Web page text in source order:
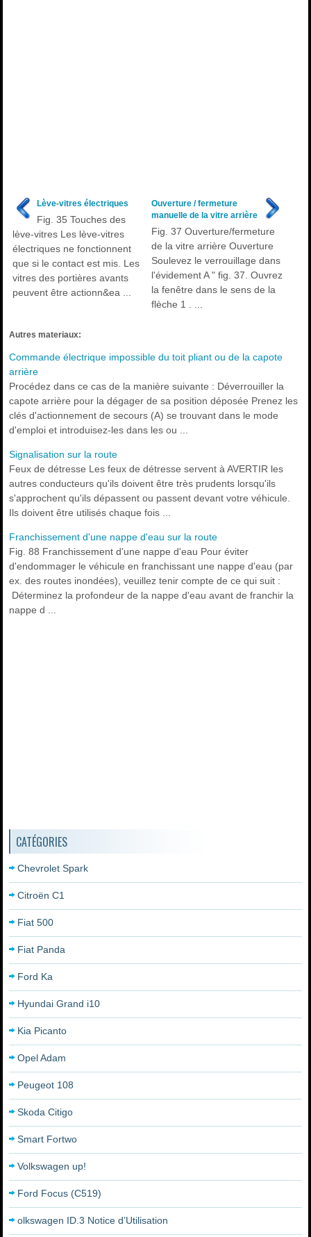
Lève-vitres électriques
Fig. 35 Touches des
lève-vitres Les lève-vitres
électriques ne fonctionnent
que si le contact est mis. Les
vitres des portières avants
peuvent être actionn&ea ...
Ouverture / fermeture
manuelle de la vitre arrière
Fig. 37 Ouverture/fermeture
de la vitre arrière Ouverture
Soulevez le verrouillage dans
l'évidement A " fig. 37. Ouvrez
la fenêtre dans le sens de la
flèche 1 . ...
Autres materiaux:
Commande électrique impossible du toit pliant ou de la capote
arrière
Procédez dans ce cas de la manière suivante : Déverrouiller la
capote arrière pour la dégager de sa position déposée Prenez les
clés d'actionnement de secours (A) se trouvant dans le mode
d'emploi et introduisez-les dans les ou ...
Signalisation sur la route
Feux de détresse Les feux de détresse servent à AVERTIR les
autres conducteurs qu'ils doivent être très prudents lorsqu'ils
s'approchent qu'ils dépassent ou passent devant votre véhicule.
Ils doivent être utilisés chaque fois ...
Franchissement d'une nappe d'eau sur la route
Fig. 88 Franchissement d'une nappe d'eau Pour éviter
d'endommager le véhicule en franchissant une nappe d'eau (par
ex. des routes inondées), veuillez tenir compte de ce qui suit :
Déterminez la profondeur de la nappe d'eau avant de franchir la
nappe d ...
CATÉGORIES
Chevrolet Spark
Citroën C1
Fiat 500
Fiat Panda
Ford Ka
Hyundai Grand i10
Kia Picanto
Opel Adam
Peugeot 108
Skoda Citigo
Smart Fortwo
Volkswagen up!
Ford Focus (C519)
olkswagen ID.3 Notice d’Utilisation